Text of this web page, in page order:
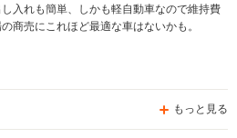
入れも簡単、しかも軽自動車なので維持費
商売にこれほど最適な車はないかも。
もっと見る